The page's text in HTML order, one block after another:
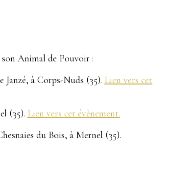
Animal de Pouvoir :
Janzé, à Corps-Nuds (35). Lien vers cet
(35). Lien vers cet évènement.
du Bois, à Mernel (35).